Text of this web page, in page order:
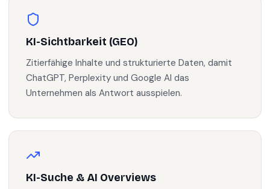
KI-Sichtbarkeit (GEO)
Zitierfähige Inhalte und strukturierte Daten, damit
ChatGPT, Perplexity und Google AI das
Unternehmen als Antwort ausspielen.
KI-Suche & AI Overviews